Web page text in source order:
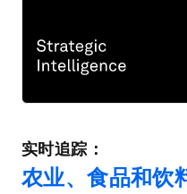
实时追踪：
农业、食品和饮